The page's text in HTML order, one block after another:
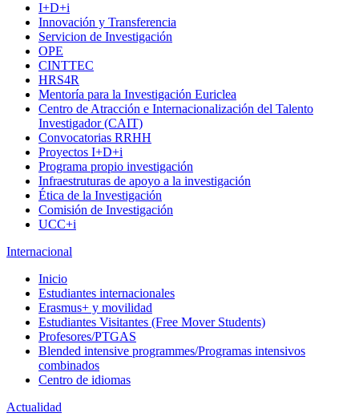
I+D+i
Innovación y Transferencia
Servicion de Investigación
OPE
CINTTEC
HRS4R
Mentoría para la Investigación Euriclea
Centro de Atracción e Internacionalización del Talento
Investigador (CAIT)
Convocatorias RRHH
Proyectos I+D+i
Programa propio investigación
Infraestruturas de apoyo a la investigación
Ética de la Investigación
Comisión de Investigación
UCC+i
Internacional
Inicio
Estudiantes internacionales
Erasmus+ y movilidad
Estudiantes Visitantes (Free Mover Students)
Profesores/PTGAS
Blended intensive programmes/Programas intensivos
combinados
Centro de idiomas
Actualidad